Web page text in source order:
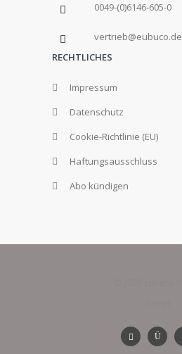
0049-(0)6146-605-0
vertrieb@eubuco.de
RECHTLICHES
Impressum
Datenschutz
Cookie-Richtlinie (EU)
Haftungsausschluss
Abo kündigen